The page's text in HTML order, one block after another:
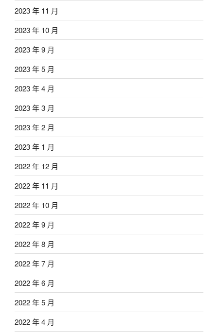
2023 年 11 月
2023 年 10 月
2023 年 9 月
2023 年 5 月
2023 年 4 月
2023 年 3 月
2023 年 2 月
2023 年 1 月
2022 年 12 月
2022 年 11 月
2022 年 10 月
2022 年 9 月
2022 年 8 月
2022 年 7 月
2022 年 6 月
2022 年 5 月
2022 年 4 月